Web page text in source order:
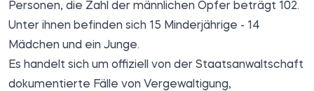
Personen, die Zahl der männlichen Opfer beträgt 102.
Unter ihnen befinden sich 15 Minderjährige - 14
Mädchen und ein Junge.
Es handelt sich um offiziell von der Staatsanwaltschaft
dokumentierte Fälle von Vergewaltigung,